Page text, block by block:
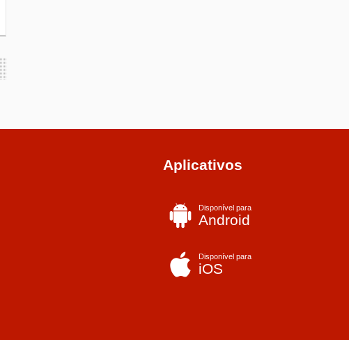
Aplicativos
Disponível para
Android
Disponível para
iOS